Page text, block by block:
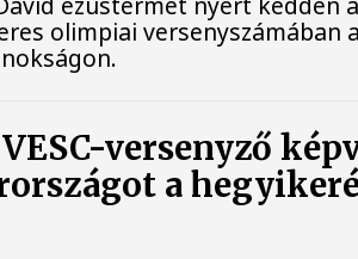
olimpiai versenyszámában
versenyző
a